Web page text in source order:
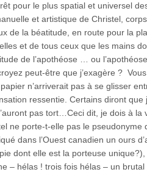
pour le plus spatial et universel
et artistique de Christel,
de la béatitude, en route pour la
et de tous ceux que les mains
de l’apothéose … ou
peut-être que j’exagère ?
n’arriverait pas à se glisser
ressentie. Certains diront que
pas tort… Ceci dit, je dois à la
ne porte-t-elle pas le pseudonyme
dans l’Ouest canadien un ours
dont elle est la porteuse
– hélas ! trois fois hélas – un